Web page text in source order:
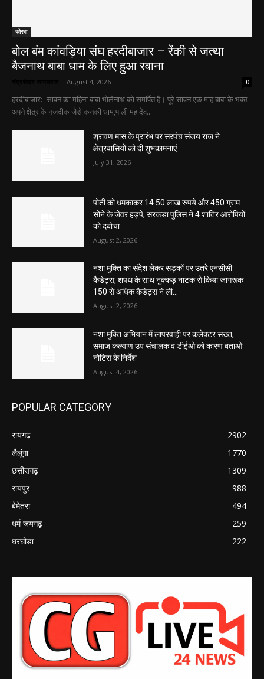
कोरबा
बोल बंम कांवड़िया संघ हरदीबाजार – रेंकी से जत्था
बैजनाथ बाबा धाम के लिए हुआ रवाना
- August 4, 2026 0
हरदीबाजार:- सावन का महिना बाबा भोलेनाथ को समर्पित है। पूरे सावन एक माह बाबा के भक्त
अपने क्षेत्र के नजदीक जैसे कनकी धाम,पाली महादेव...
श्रावण मास के प्रारंभ पर सरपंच संजय राज ने
क्षेत्रवासियों को दी शुभकामनाएं
July 31, 2026
पोती को धमकाकर 14.50 लाख रुपये और 450 ग्राम
सोने के जेवर हड़पे, सरकंडा पुलिस ने 4 शातिर आरोपियों
को दबोचा
August 2, 2026
नशा मुक्ति का संदेश लेकर सड़कों पर उतरे एनसीसी
कैडेट्स, शपथ के साथ नुक्कड़ नाटक से किया जागरूक
150 से अधिक कैडेट्स ने ली...
August 2, 2026
नशा मुक्ति अभियान में लापरवाही पर कलेक्टर सख्त,
समाज कल्याण उप संचालक व डीईओ को कारण बताओ
नोटिस के निर्देश
August 4, 2026
POPULAR CATEGORY
रायगढ़
2902
लैलूंगा
1770
छत्तीसगढ़
1309
रायपुर
988
बेमेतरा
494
धर्म जयगढ़
259
घरघोडा
222